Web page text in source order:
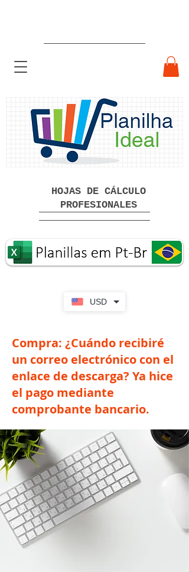
USD
Hojas de cálculo profesionales
listas para usar Descarga gratuita
HOJAS DE CÁLCULO
PROFESIONALES
Compra: ¿Cuándo recibiré
un correo electrónico con el
enlace de descarga? Ya hice
el pago mediante
comprobante bancario.